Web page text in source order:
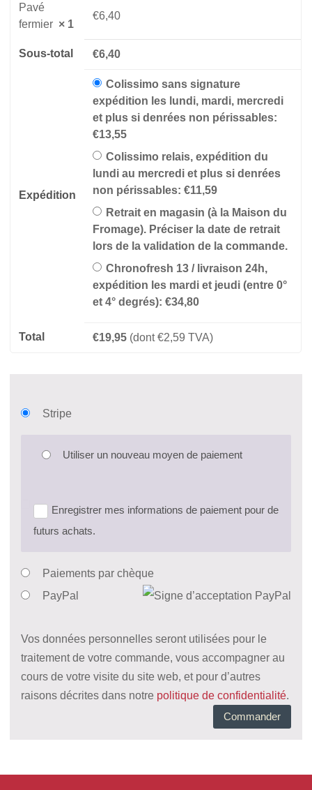
Pavé
fermier × 1
€6,40
Sous-total €6,40
Expédition
Colissimo sans signature
expédition les lundi, mardi, mercredi
et plus si denrées non périssables:
€13,55
Colissimo relais, expédition du
lundi au mercredi et plus si denrées
non périssables:€11,59
Retrait en magasin (à la Maison du
Fromage). Préciser la date de retrait
lors de la validation de la commande.
Chronofresh 13 / livraison 24h,
expédition les mardi et jeudi (entre 0°
et 4° degrés):€34,80
Total €19,95 (dont€2,59 TVA)
Stripe
Utiliser un nouveau moyen de paiement
Enregistrer mes informations de paiement pour de
futurs achats.
Paiements par chèque
PayPal
Vos données personnelles seront utilisées pour le
traitement de votre commande, vous accompagner au
cours de votre visite du site web, et pour d’autres
raisons décrites dans notre politique de confidentialité.
Commander